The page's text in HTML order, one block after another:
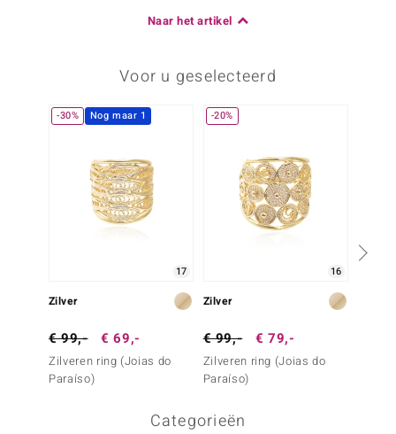
Naar het artikel
Voor u geselecteerd
-30% Nog maar 1
17
Zilver
€ 99,- € 69,-
Zilveren ring (Joias do
Paraíso)
-20%
16
Zilver
€ 99,- € 79,-
Zilveren ring (Joias do
Paraíso)
Categorieën